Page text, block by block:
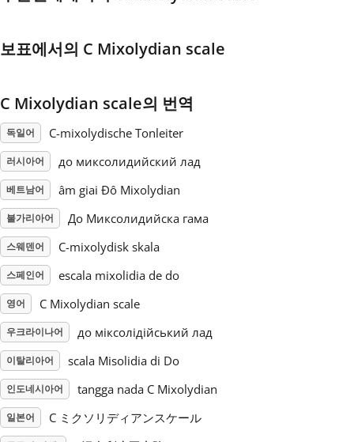
Svenska
Tiếng Việt
Türkçe
Українська
简体中文
繁體中文
보표에서의 C Mixolydian scale
C Mixolydian scale의 번역
독일어 C-mixolydische Tonleiter
러시아어 до миксолидийский лад
베트남어 âm giai Đô Mixolydian
불가리아어 До Миксолидийска гама
스웨덴어 C-mixolydisk skala
스페인어 escala mixolidia de do
영어 C Mixolydian scale
우크라이나어 до міксолідійський лад
이탈리아어 scala Misolidia di Do
인도네시아어 tangga nada C Mixolydian
일본어 C ミクソリディアンスケール